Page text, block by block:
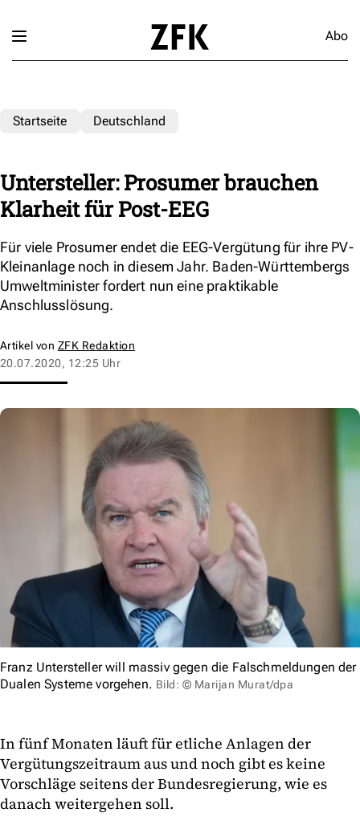
Abo
Startseite Deutschland
Untersteller: Prosumer brauchen
Klarheit für Post-EEG
Für viele Prosumer endet die EEG-Vergütung für ihre PV-
Kleinanlage noch in diesem Jahr. Baden-Württembergs
Umweltminister fordert nun eine praktikable
Anschlusslösung.
Artikel von ZFK Redaktion
20.07.2020, 12:25 Uhr
Franz Untersteller will massiv gegen die Falschmeldungen der
Dualen Systeme vorgehen. Bild: © Marijan Murat/dpa
In fünf Monaten läuft für etliche Anlagen der
Vergütungszeitraum aus und noch gibt es keine
Vorschläge seitens der Bundesregierung, wie es
danach weitergehen soll.